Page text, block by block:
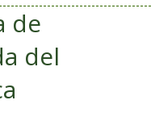
de
del